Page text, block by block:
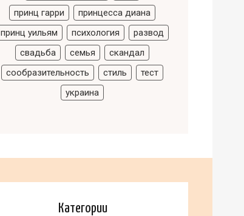
принц гарри
принцесса диана
принц уильям
психология
развод
свадьба
семья
скандал
сообразительность
стиль
тест
украина
Категории